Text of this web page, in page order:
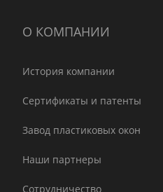
О КОМПАНИИ
История компании
Сертификаты и патенты
Завод пластиковых окон
Наши партнеры
Сотрудничество